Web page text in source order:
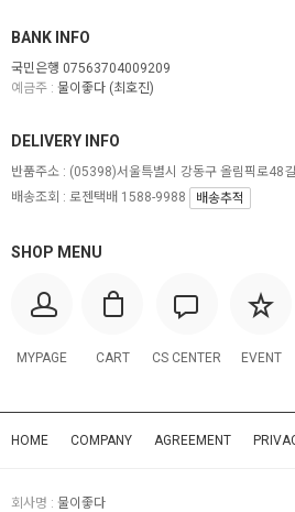
BANK INFO
국민은행 07563704009209
예금주 : 물이좋다 (최호진)
SHOP MENU
MYPAGE CART CS CENTER EVENT
DELIVERY INFO
반품주소 : (05398)서울특별시 강동구 올림픽로48
배송조회 : 로젠택배 1588-9988
배송추적
HOME COMPANY AGREEMENT
회사명 : 물이좋다